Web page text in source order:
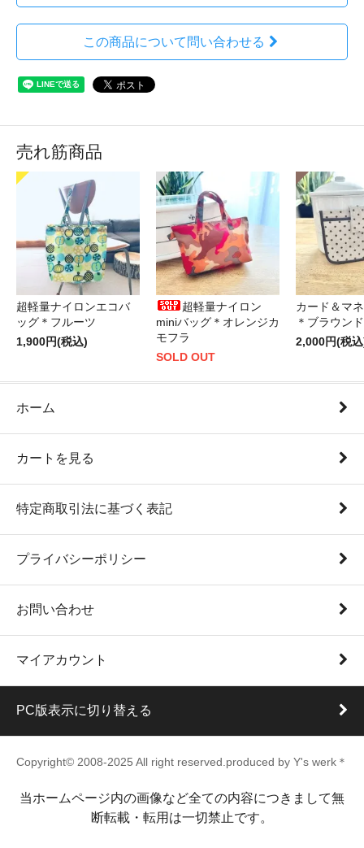
この商品について問い合わせる
売れ筋商品
超軽量ナイロンエコバ
ッグ＊フルーツ
1,900円(税込)
超軽量ナイロン
miniバッグ＊オレンジカ
モフラ
SOLD OUT
カード＆マ
＊ブラウン
2,000円(税
ホーム
カートを見る
特定商取引法に基づく表記
プライバシーポリシー
お問い合わせ
マイアカウント
PC版表示に切り替える
Copyright© 2008-2025 All right reserved.produced by Y's werk＊
当ホームページ内の画像など全ての内容につきまして無
断転載・転用は一切禁止です。